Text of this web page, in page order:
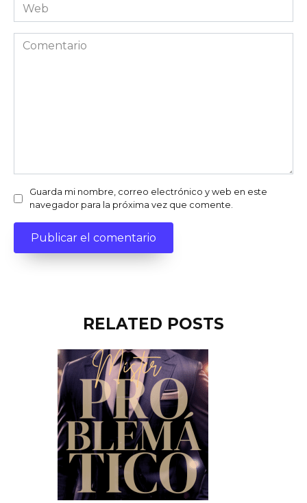
Web
Comentario
Guarda mi nombre, correo electrónico y web en este
navegador para la próxima vez que comente.
RELATED POSTS